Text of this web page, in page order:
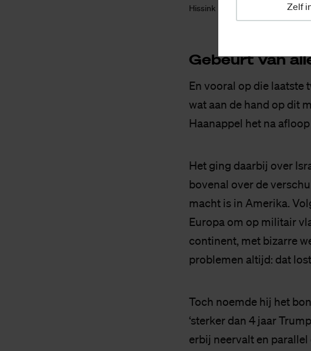
Zelf
Hissink
Ge­beurt van
En vooral op die laatste
wat aan de hand op dit
Haanappel het na
Het ging daarbij over
bovenal over de
macht is in Amerika.
Europa om op militair
continent, met bizarre
problemen altijd: dat
Toch noemde hij het
‘sterker dan 4 jaar
erbij neervalt en